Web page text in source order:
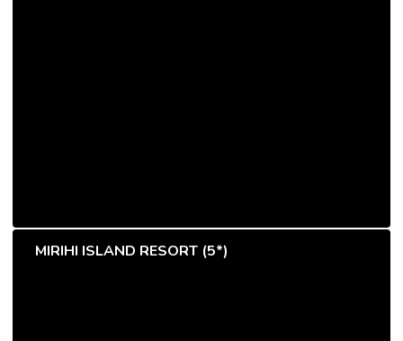
MIRIHI ISLAND RESORT (5*)